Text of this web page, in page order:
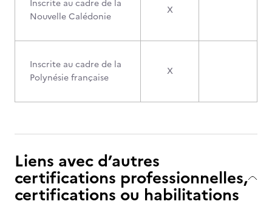
Inscrite au cadre de la
Nouvelle Calédonie
X
Inscrite au cadre de la
Polynésie française
X
Liens avec d’autres
certifications professionnelles,
certifications ou habilitations